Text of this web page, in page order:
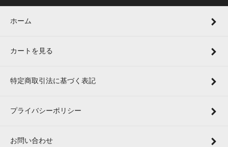
ホーム
カートを見る
特定商取引法に基づく表記
プライバシーポリシー
お問い合わせ